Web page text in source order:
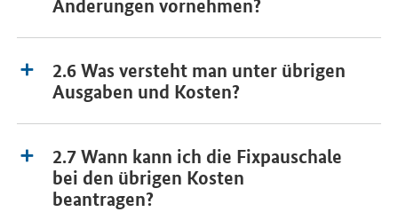
Änderungen vornehmen?
2.6 Was versteht man unter übrigen
Ausgaben und Kosten?
2.7 Wann kann ich die Fixpauschale
bei den übrigen Kosten
beantragen?